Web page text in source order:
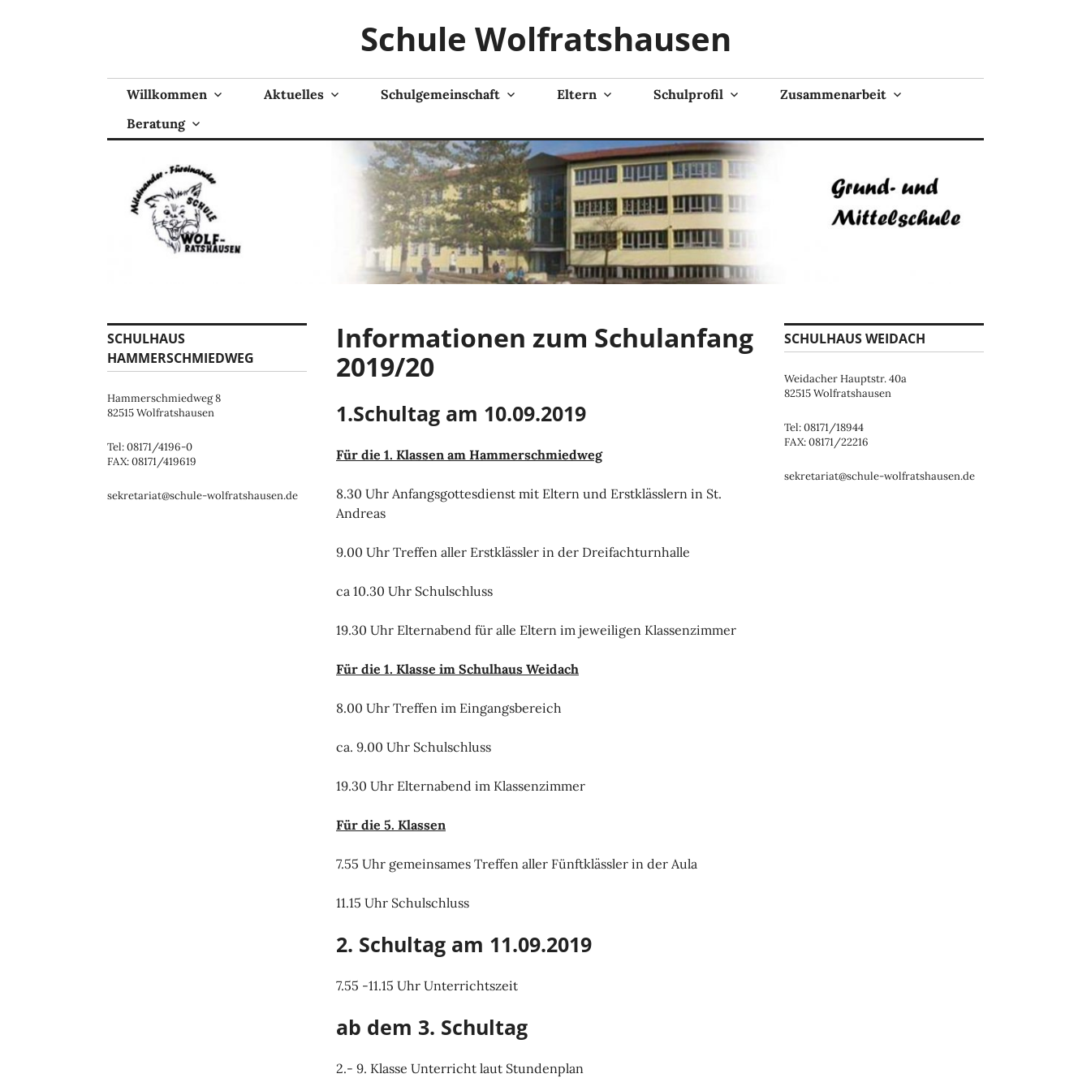
Schule Wolfratshausen
Willkommen Aktuelles Schulgemeinschaft Eltern Schulprofil
Zusammenarbeit
Beratung
Informationen zum Schulanfang
2019/20
1.Schultag am 10.09.2019
Für die 1. Klassen am Hammerschmiedweg
8.30 Uhr Anfangsgottesdienst mit Eltern und Erstklässlern in St.
Andreas
9.00 Uhr Treffen aller Erstklässler in der Dreifachturnhalle
ca 10.30 Uhr Schulschluss
19.30 Uhr Elternabend für alle Eltern im jeweiligen Klassenzimmer
Für die 1. Klasse im Schulhaus Weidach
8.00 Uhr Treffen im Eingangsbereich
ca. 9.00 Uhr Schulschluss
19.30 Uhr Elternabend im Klassenzimmer
Für die 5. Klassen
7.55 Uhr gemeinsames Treffen aller Fünftklässler in der Aula
11.15 Uhr Schulschluss
2. Schultag am 11.09.2019
7.55 -11.15 Uhr Unterrichtszeit
ab dem 3. Schultag
2.- 9. Klasse Unterricht laut Stundenplan
SCHULHAUS
HAMMERSCHMIEDWEG
Hammerschmiedweg 8
82515 Wolfratshausen
Tel: 08171/4196-0
FAX: 08171/419619
sekretariat@schule-wolfratshausen.de
SCHULHAUS WEIDACH
Weidacher Hauptstr. 40a
82515 Wolfratshausen
Tel: 08171/18944
FAX: 08171/22216
sekretariat@schule-wolfratshausen.de